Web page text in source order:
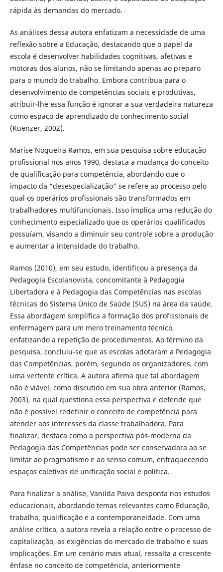
rápida às demandas do mercado.
As análises dessa autora enfatizam a necessidade de uma
reflexão sobre a Educação, destacando que o papel da
escola é desenvolver habilidades cognitivas, afetivas e
motoras dos alunos, não se limitando apenas ao preparo
para o mundo do trabalho. Embora contribua para o
desenvolvimento de competências sociais e produtivas,
atribuir-lhe essa função é ignorar a sua verdadeira natureza
como espaço de aprendizado do conhecimento social
(Kuenzer, 2002).
Marise Nogueira Ramos, em sua pesquisa sobre educação
profissional nos anos 1990, destaca a mudança do conceito
de qualificação para competência, abordando que o
impacto da “desespecialização” se refere ao processo pelo
qual os operários profissionais são transformados em
trabalhadores multifuncionais. Isso implica uma redução do
conhecimento especializado que os operários qualificados
possuíam, visando a diminuir seu controle sobre a produção
e aumentar a intensidade do trabalho.
Ramos (2010), em seu estudo, identificou a presença da
Pedagogia Escolanovista, concomitante à Pedagogia
Libertadora e à Pedagogia das Competências nas escolas
técnicas do Sistema Único de Saúde (SUS) na área da saúde.
Essa abordagem simplifica a formação dos profissionais de
enfermagem para um mero treinamento técnico,
enfatizando a repetição de procedimentos. Ao término da
pesquisa, concluiu-se que as escolas adotaram a Pedagogia
das Competências, porém, segundo os organizadores, com
uma vertente crítica. A autora afirma que tal abordagem
não é viável, como discutido em sua obra anterior (Ramos,
2003), na qual questiona essa perspectiva e defende que
não é possível redefinir o conceito de competência para
atender aos interesses da classe trabalhadora. Para
finalizar, destaca como a perspectiva pós-moderna da
Pedagogia das Competências pode ser conservadora ao se
limitar ao pragmatismo e ao senso comum, enfraquecendo
espaços coletivos de unificação social e política.
Para finalizar a análise, Vanilda Paiva desponta nos estudos
educacionais, abordando temas relevantes como Educação,
trabalho, qualificação e a contemporaneidade. Com uma
análise crítica, a autora revela a relação entre o processo de
capitalização, as exigências do mercado de trabalho e suas
implicações. Em um cenário mais atual, ressalta a crescente
ênfase no conceito de competência, anteriormente